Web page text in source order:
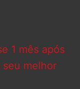
1 mês após
melhor